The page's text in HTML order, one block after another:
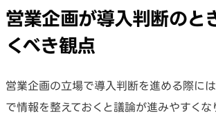
営業企画が導入判断のと
くべき観点
営業企画の立場で導入判断を進める際に
で情報を整えておくと議論が進みやすくな